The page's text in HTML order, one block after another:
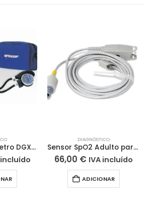
Esfignomanómetro DGX 410 SPENCER – DG01436
incluído
DIAGNÓSTICO
Sensor SpO2 Adulto para Monitor CMS6000 / CMS8000 / PM50
66,00 € IVA incluído
ADICIONAR